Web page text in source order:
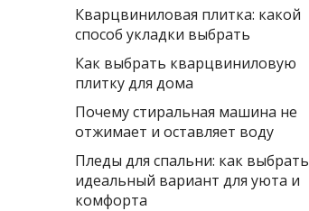
Кварцвиниловая плитка: какой
способ укладки выбрать
Как выбрать кварцвиниловую
плитку для дома
Почему стиральная машина не
отжимает и оставляет воду
Пледы для спальни: как выбрать
идеальный вариант для уюта и
комфорта